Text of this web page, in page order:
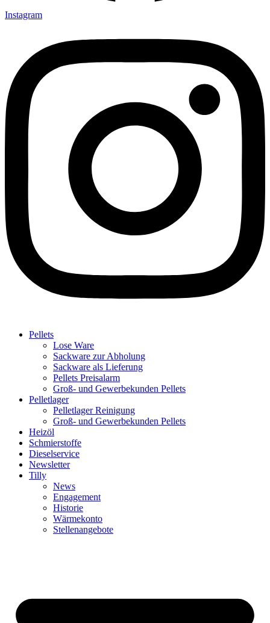
Instagram
Pellets
Lose Ware
Sackware zur Abholung
Sackware als Lieferung
Pellets Preisalarm
Groß- und Gewerbekunden Pellets
Pelletlager
Pelletlager Reinigung
Groß- und Gewerbekunden Pellets
Heizöl
Schmierstoffe
Dieselservice
Newsletter
Tilly
News
Engagement
Historie
Wärmekonto
Stellenangebote